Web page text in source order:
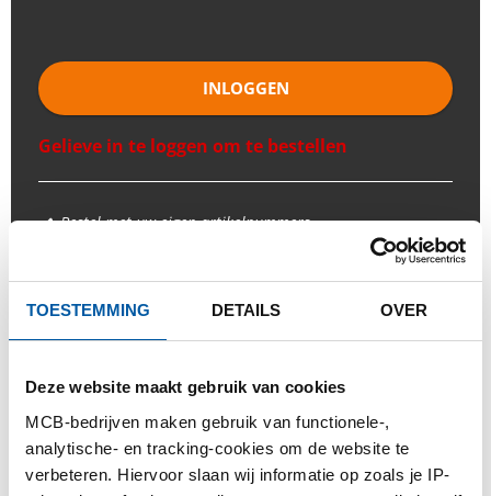
TOESTEMMING DETAILS OVER
Deze website maakt gebruik van cookies
MCB-bedrijven maken gebruik van functionele-,
analytische- en tracking-cookies om de website te
verbeteren. Hiervoor slaan wij informatie op zoals je IP-
INLOGGEN
Gelieve in te loggen om te bestellen
Bestel met uw eigen artikelnummers
PRODUCT
PRODUCT OMSCHRIJVING
BRUTO PRIJSLIJST
DOWNLOADS